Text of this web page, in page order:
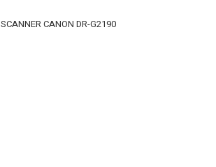
SCANNER CANON DR-G2190